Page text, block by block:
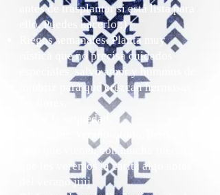
antes de trasplantar si está lista para
ello. Puedes hacerlo ;)
Riegos semanales. Planta muy
rústica que no precisa cuidados
especiales, salvo amor y hummus de
lombriz para que crezcan hermosas
Evitar la sequedad.
creo que vienen con mucha fuerza y
que les veremos la carita algo antes
del verano jijij